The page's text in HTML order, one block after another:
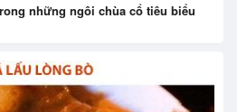
những ngôi chùa cổ tiêu biểu